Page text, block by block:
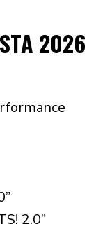
2026
2.0”